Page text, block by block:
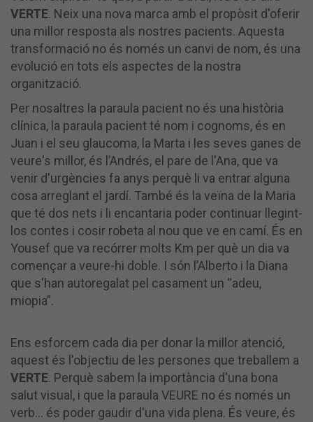
VERTE. Neix una nova marca amb el propòsit d'oferir
una millor resposta als nostres pacients. Aquesta
transformació no és només un canvi de nom, és una
evolució en tots els aspectes de la nostra
organització.
Per nosaltres la paraula pacient no és una història
clínica, la paraula pacient té nom i cognoms, és en
Juan i el seu glaucoma, la Marta i les seves ganes de
veure's millor, és l’Andrés, el pare de l'Ana, que va
venir d'urgències fa anys perquè li va entrar alguna
cosa arreglant el jardí. També és la veïna de la Maria
que té dos nets i li encantaria poder continuar llegint-
los contes i cosir robeta al nou que ve en camí. És en
Yousef que va recórrer molts Km per què un dia va
començar a veure-hi doble. I són l’Alberto i la Diana
que s'han autoregalat pel casament un “adeu,
miopia”.
Ens esforcem cada dia per donar la millor atenció,
aquest és l'objectiu de les persones que treballem a
VERTE. Perquè sabem la importància d'una bona
salut visual, i que la paraula VEURE no és només un
verb... és poder gaudir d'una vida plena. És veure, és